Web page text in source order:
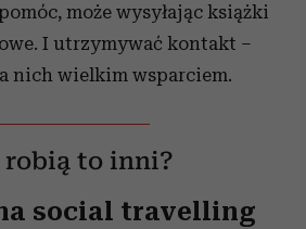
może wysyłając książki
I utrzymywać kontakt –
nich wielkim wsparciem.
robią to inni?
social travelling